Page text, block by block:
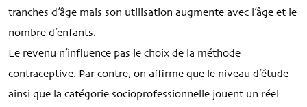
tranches d’âge mais son utilisation augmente avec l’âge et le
nombre d’enfants.
Le revenu n’influence pas le choix de la méthode
contraceptive. Par contre, on affirme que le niveau d’étude
ainsi que la catégorie socioprofessionnelle jouent un réel